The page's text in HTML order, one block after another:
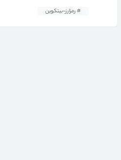
# رمزارز-بیتکوین